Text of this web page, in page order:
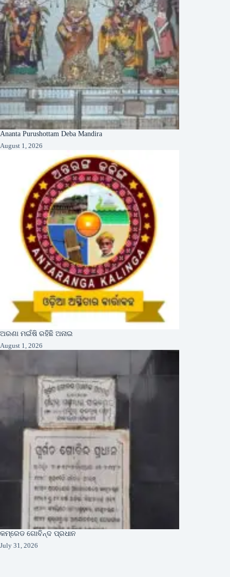
Ananta Purushottam Deba Mandira
August 1, 2026
ଅରଣା ମଇଁଷି ରହିଛି ଅନାଇ
August 1, 2026
କମ୍ରେଡ ଗୋବିନ୍ଦ ପ୍ରଧାନ
July 31, 2026